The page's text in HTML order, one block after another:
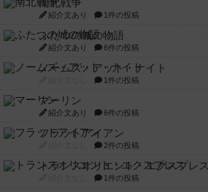
南北戦争
紹介文あり 1件の投稿
ふたつの城の物語
紹介文あり 6件の投稿
ノームズ・アット・ナイト
1件の投稿
マーリン
紹介文あり 6件の投稿
フラットアイアン
2件の投稿
トランスオリエント・エクスプレス
1件の投稿